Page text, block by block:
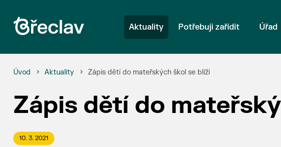
Aktuality Potřebuji zařídit Úřad
Úvod Aktuality Zápis dětí do mateřských škol se blíží
Zápis dětí do
10. 3. 2021